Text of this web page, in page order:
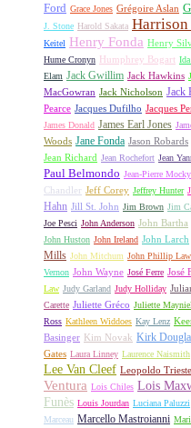
Ford Grace Jones Grégoire Aslan
J. Stone Harold Sakata Harrison
Keitel Henry Fonda Henry
Hume Cronyn Humphrey Bogart
Elam Jack Gwillim Jack Hawkins
MacGowran Jack Nicholson Jack
Pearce Jacques Dufilho Jacques
James Donald James Earl Jones
Woods Jane Fonda Jason Robards
Jean Richard Jean Rochefort Jean
Paul Belmondo Jean-Pierre Mocky
Chandler Jeff Corey Jeffrey Hunter
Hahn Jill St. John Jim Brown Jim
Joe Pesci John Anderson John Bartha
John Huston John Ireland John Larch
Mills John Mitchum John Phillip Law
Vernon John Wayne José Ferre José
Law Judy Garland Judy Holliday
Carette Juliette Gréco Juliette Mayniel
Ross Kathleen Widdoes Kay Lenz
Basinger Kim Novak Kirk
Gates Laura Linney Laurence Naismith
Lee Van Cleef Leopoldo Trieste
Ventura Lois Chiles Lois
Funès Louis Jourdan Luciana Paluzzi
Marceau Marcello Mastroianni